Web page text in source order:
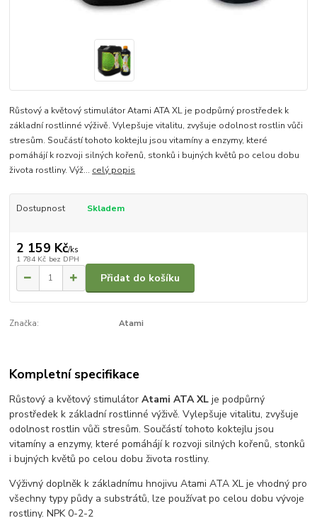
Růstový a květový stimulátor Atami ATA XL je podpůrný prostředek k
základní rostlinné výživě. Vylepšuje vitalitu, zvyšuje odolnost rostlin vůči
stresům. Součástí tohoto koktejlu jsou vitamíny a enzymy, které
pomáhájí k rozvoji silných kořenů, stonků i bujných květů po celou dobu
života rostliny. Výž... celý popis
Dostupnost Skladem
2 159 Kč/ks
1 784 Kč bez DPH
Přidat do košíku
Značka: Atami
Kompletní specifikace
Růstový a květový stimulátorAtami ATA XL je podpůrný
prostředek k základní rostlinné výživě. Vylepšuje vitalitu, zvyšuje
odolnost rostlin vůči stresům. Součástí tohoto koktejlu jsou
vitamíny a enzymy, které pomáhájí k rozvoji silných kořenů, stonků
i bujných květů po celou dobu života rostliny.
Výživný doplněk k základnímu hnojivu Atami ATA XL je vhodný pro
všechny typy půdy a substrátů, lze používat po celou dobu vývoje
rostliny. NPK 0-2-2